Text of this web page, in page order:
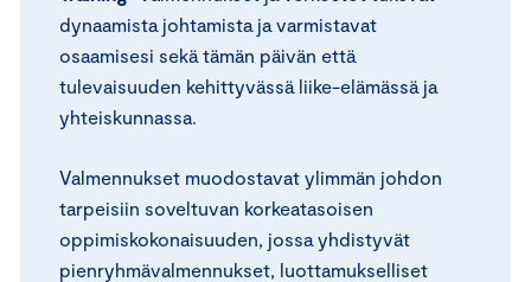
dynaamista johtamista ja varmistavat
osaamisesi sekä tämän päivän että
tulevaisuuden kehittyvässä liike-elämässä ja
yhteiskunnassa.
Valmennukset muodostavat ylimmän johdon
tarpeisiin soveltuvan korkeatasoisen
oppimiskokonaisuuden, jossa yhdistyvät
pienryhmävalmennukset, luottamukselliset